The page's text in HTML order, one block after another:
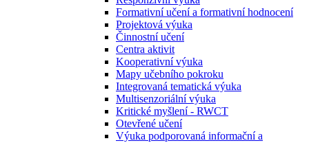
Formativní učení a formativní hodnocení
Projektová výuka
Činnostní učení
Centra aktivit
Kooperativní výuka
Mapy učebního pokroku
Integrovaná tematická výuka
Multisenzoriální výuka
Kritické myšlení - RWCT
Otevřené učení
Výuka podporovaná informační a